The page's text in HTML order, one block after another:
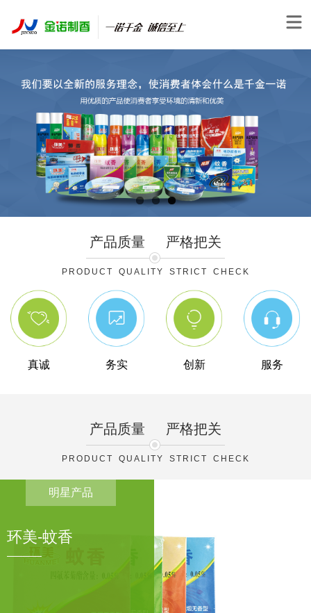
产品质量 严格把关
PRODUCT QUALITY STRICT CHECK
真诚 务实 创新 服务
产品质量 严格把关
PRODUCT QUALITY STRICT CHECK
明星产品
环美-杀虫气雾剂
(450g)